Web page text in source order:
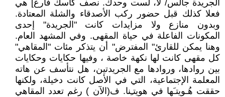
الجريدة جالس/ لا، لست وحدك. نصف كأسك فارغ] هي
فعلا كذلك قبل حضور ركب الأصدقاء والشلة المعتادة.
وبدون منازع ولا مزايدات كانت "الجريدة" إحدى
المكونات الفاعلة في حياة المقهى. وفي المشهد العام.
وهنا يمكن للقارئ" المفترض" أن يتذكر مئات "المقاهي"
كل مقهى كانت لها نكهة خاصة ، وفيها حكايات وحكايات
بين روادها، وروادها مع الجريدتين، هل نتأسف عن هاته
المعلمة الإجتماعية، التي في الأصل كانت دخيلة، ولكنها
حققت هُـويتـَها في هويتـِنا. ف(الآن ) رغم تعدد المقاهي